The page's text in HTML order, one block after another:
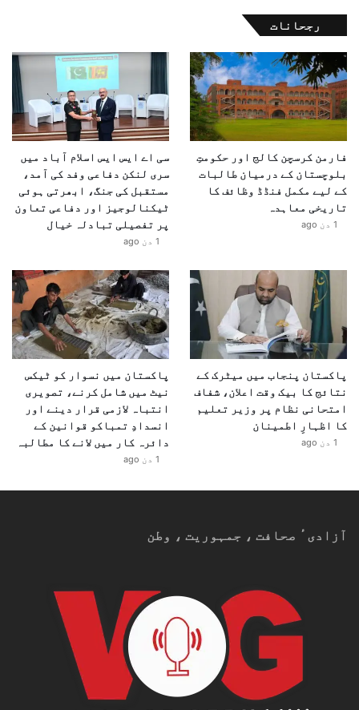
رجحانات
فارمن کرسچن کالج اور حکومتِ
بلوچستان کے درمیان طالبات
کے لیے مکمل فنڈڈ وظائف کا
تاریخی معاہدہ
1 دن ago
سی اے ایس ایس اسلام آباد میں
سری لنکن دفاعی وفد کی آمد،
مستقبل کی جنگ، ابھرتی ہوئی
ٹیکنالوجیز اور دفاعی تعاون
پر تفصیلی تبادلہ خیال
1 دن ago
پاکستان پنجاب میں میٹرک کے
نتائج کا بیک وقت اعلان، شفاف
امتحانی نظام پر وزیر تعلیم
کا اظہارِ اطمینان
1 دن ago
پاکستان میں نسوار کو ٹیکس
نیٹ میں شامل کرنے، تصویری
انتباہ لازمی قرار دینے اور
انسدادِ تمباکو قوانین کے
دائرہ کار میں لانے کا مطالبہ
1 دن ago
آزادیٴ صحافت ، جمہوریت ، وطن